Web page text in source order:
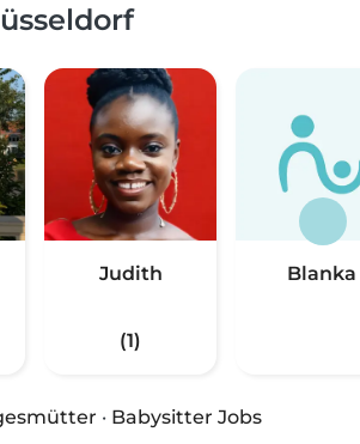
Judith
(1)
Blanka
· Babysitter Jobs